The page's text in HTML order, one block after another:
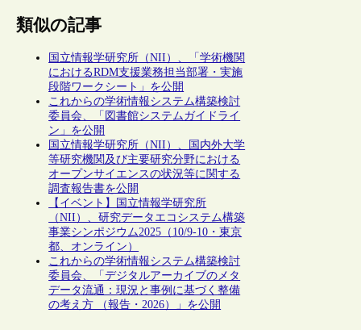
類似の記事
国立情報学研究所（NII）、「学術機関
におけるRDM支援業務担当部署・実施
段階ワークシート」を公開
これからの学術情報システム構築検討
委員会、「図書館システムガイドライ
ン」を公開
国立情報学研究所（NII）、国内外大学
等研究機関及び主要研究分野における
オープンサイエンスの状況等に関する
調査報告書を公開
【イベント】国立情報学研究所
（NII）、研究データエコシステム構築
事業シンポジウム2025（10/9-10・東京
都、オンライン）
これからの学術情報システム構築検討
委員会、「デジタルアーカイブのメタ
データ流通：現況と事例に基づく整備
の考え方 （報告・2026）」を公開